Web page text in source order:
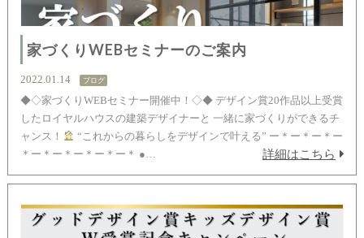
家づくりWEBセミナーのご案内
2022.01.14 ブログ
◆◇家づくりWEBセミナー開催中！◇◆ デザイン賞20作品以上受賞
したロイヤルハウスの建築デザイナーと 一緒に家づくりができるチ
ャンス！
“これからの暮らしをデザインで叶える” ー＊ー＊ー＊ー
＊ー＊ー＊ー＊ー＊ー＊ ●…
詳細はこちら